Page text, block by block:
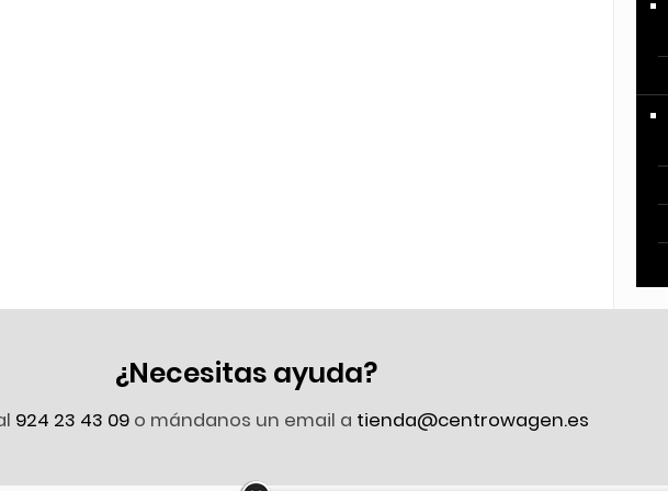
¿Necesitas ayuda?
924 23 43 09 o mándanos un email a tienda@centrowagen.es